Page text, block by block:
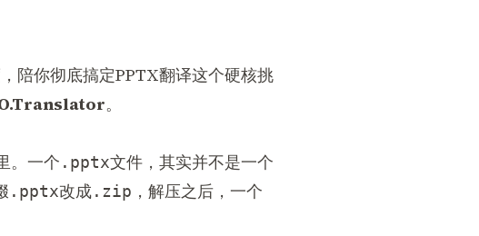
陪你彻底搞定PPTX翻译这个硬核挑
。
。一个 .pptx文件，其实并不是一个
.pptx改成.zip ，解压之后，一个